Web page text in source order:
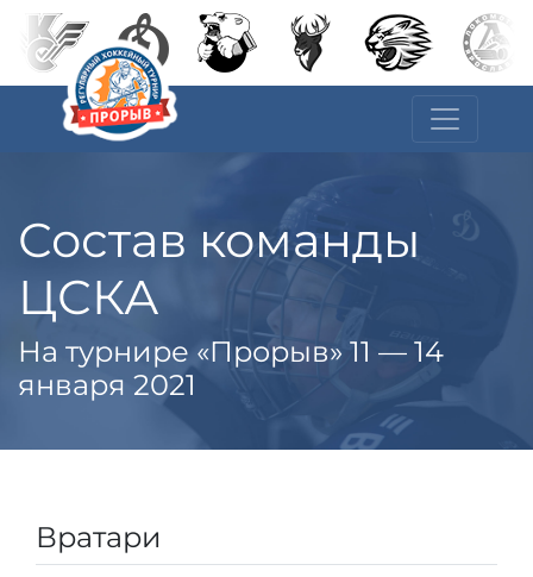
Состав команды
ЦСКА
На турнире «Прорыв» 11 — 14
января 2021
Вратари